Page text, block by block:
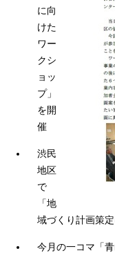
に向
けた
ワー
クシ
ョッ
プ」
を開
催
渋民
地区
で
「地
域づくり計画策
今月の一コマ「青